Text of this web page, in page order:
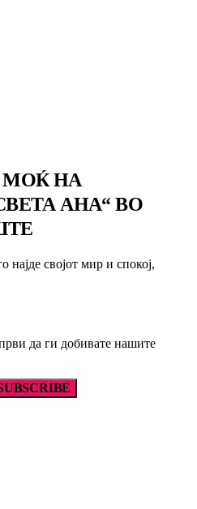
МОЌ НА
АНА“ ВО
својот мир и спокој,
да ги добивате нашите